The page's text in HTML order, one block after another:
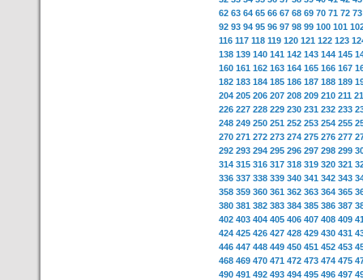
62 63 64 65 66 67 68 69 70 71 72 73
92 93 94 95 96 97 98 99 100 101
116 117 118 119 120 121 122 123
138 139 140 141 142 143 144 145
160 161 162 163 164 165 166 167
182 183 184 185 186 187 188 189
204 205 206 207 208 209 210 211
226 227 228 229 230 231 232 233
248 249 250 251 252 253 254 255
270 271 272 273 274 275 276 277
292 293 294 295 296 297 298 299
314 315 316 317 318 319 320 321
336 337 338 339 340 341 342 343
358 359 360 361 362 363 364 365
380 381 382 383 384 385 386 387
402 403 404 405 406 407 408 409
424 425 426 427 428 429 430 431
446 447 448 449 450 451 452 453
468 469 470 471 472 473 474 475
490 491 492 493 494 495 496 497